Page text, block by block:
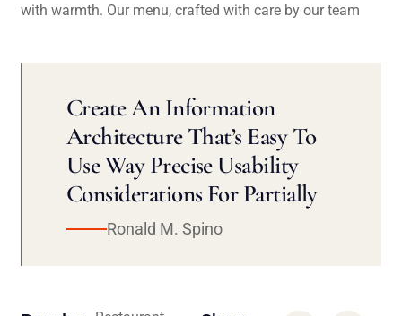
with warmth. Our menu, crafted with care by our team
Create An Information
Architecture That’s Easy To
Use Way Precise Usability
Considerations For Partially
Ronald M. Spino